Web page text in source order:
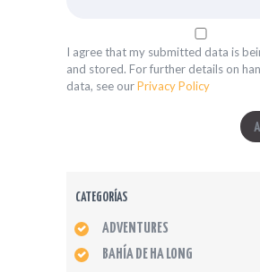
I agree that my submitted data is
and stored. For further details on
data, see ourPrivacy Policy
CATEGORÍAS
ADVENTURES
BAHÍA DE HA LONG